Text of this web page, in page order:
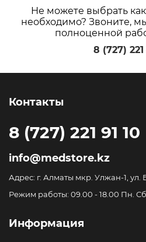
Не можете выбрать
необходимо? Звоните,
полноценной
8 (727) 221
Контакты
8 (727) 221 91 10
info@medstore.kz
Адрес: г. Алматы мкр. Улжан-1, ул.
Режим работы: 09.00 - 18.00 Пн. Сб.
Информация